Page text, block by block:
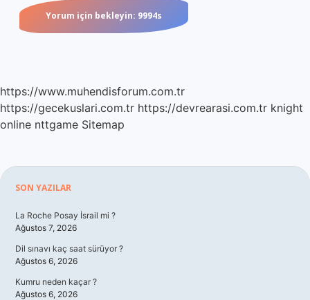
https://www.muhendisforum.com.tr
https://gecekuslari.com.tr https://devrearasi.com.tr knight
online nttgame Sitemap
Sidebar
SON YAZILAR
La Roche Posay İsrail mi ?
Ağustos 7, 2026
Dil sınavı kaç saat sürüyor ?
Ağustos 6, 2026
Kumru neden kaçar ?
Ağustos 6, 2026